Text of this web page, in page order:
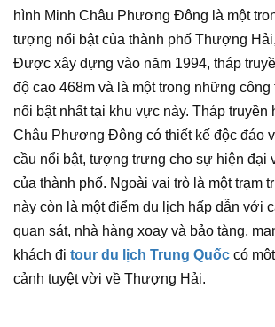
hình Minh Châu Phương Đông là một
tượng nổi bật của thành phố Thượng
Được xây dựng vào năm 1994, tháp
độ cao 468m và là một trong những công
nổi bật nhất tại khu vực này. Tháp truyền
Châu Phương Đông có thiết kế độc đáo
cầu nổi bật, tượng trưng cho sự hiện đại
của thành phố. Ngoài vai trò là một trạm
này còn là một điểm du lịch hấp dẫn với
quan sát, nhà hàng xoay và bảo tàng,
khách đi tour du lịch Trung Quốc có
cảnh tuyệt vời về Thượng Hải.